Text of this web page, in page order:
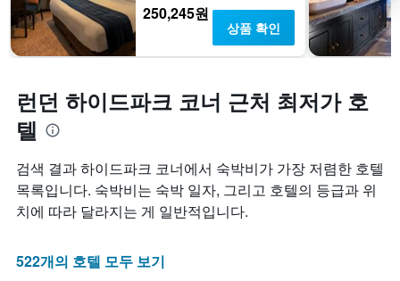
의
평
균
요
을
표
하
는
개
의
이
시
하
는
의
X
축
있
습
니
다.
트
250,245원
상품 확인
런던 하이드파크 코너 근처 최저가 호
텔
검색 결과 하이드파크 코너에서 숙박비가 가장 저렴한 호텔
목록입니다. 숙박비는 숙박 일자, 그리고 호텔의 등급과 위
치에 따라 달라지는 게 일반적입니다.
522개의 호텔 모두 보기